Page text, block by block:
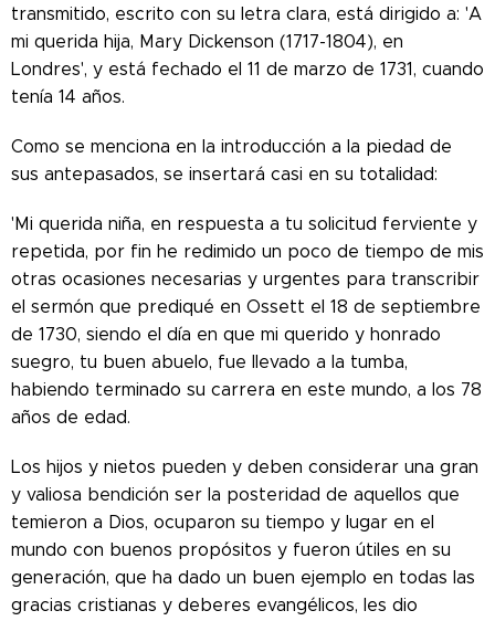
transmitido, escrito con su letra clara, está dirigido a: 'A
mi querida hija, Mary Dickenson (1717-1804), en
Londres', y está fechado el 11 de marzo de 1731, cuando
tenía 14 años.
Como se menciona en la introducción a la piedad de
sus antepasados, se insertará casi en su totalidad:
'Mi querida niña, en respuesta a tu solicitud ferviente y
repetida, por fin he redimido un poco de tiempo de mis
otras ocasiones necesarias y urgentes para transcribir
el sermón que prediqué en Ossett el 18 de septiembre
de 1730, siendo el día en que mi querido y honrado
suegro, tu buen abuelo, fue llevado a la tumba,
habiendo terminado su carrera en este mundo, a los 78
años de edad.
Los hijos y nietos pueden y deben considerar una gran
y valiosa bendición ser la posteridad de aquellos que
temieron a Dios, ocuparon su tiempo y lugar en el
mundo con buenos propósitos y fueron útiles en su
generación, que ha dado un buen ejemplo en todas las
gracias cristianas y deberes evangélicos, les dio